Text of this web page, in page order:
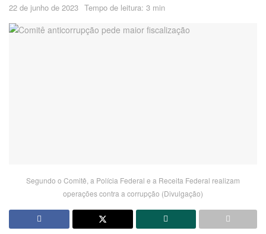
22 de junho de 2023 Tempo de leitura: 3 min
Segundo o Comitê, a Polícia Federal e a Receita Federal realizam
operações contra a corrupção (Divulgação)